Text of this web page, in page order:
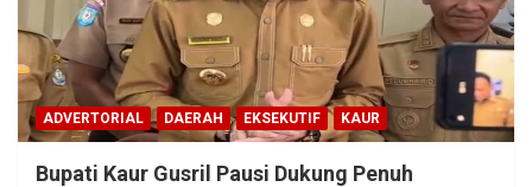
ADVERTORIAL DAERAH EKSEKUTIF KAUR
Bupati Kaur Gusril Pausi Dukung Penuh